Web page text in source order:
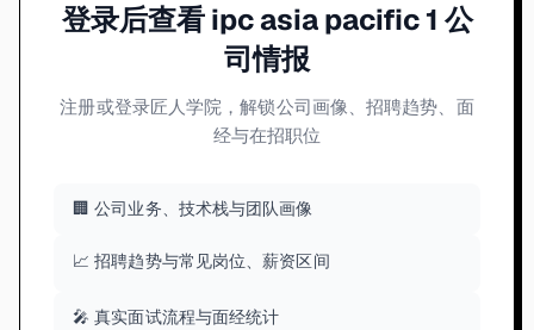
登录后查看 ipc asia pacific 1 公
司情报
注册或登录匠人学院，解锁公司画像、招聘趋势、面
经与在招职位
🏢 公司业务、技术栈与团队画像
📈 招聘趋势与常见岗位、薪资区间
🎤 真实面试流程与面经统计